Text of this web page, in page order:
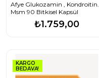
Afye Glukozamin , Kondroitin.
Msm 90 Bitkisel Kapsül
₺1.759,00
KARGO
BEDAVA!